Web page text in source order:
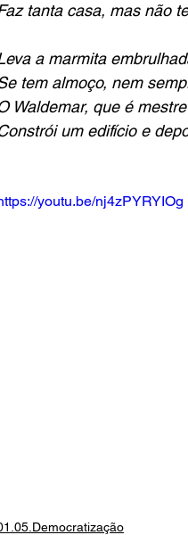
tanta casa, mas não
a marmita
tem almoço, nem
Waldemar, que é
um edifício e
youtu.be/nj4zPYRYIOg